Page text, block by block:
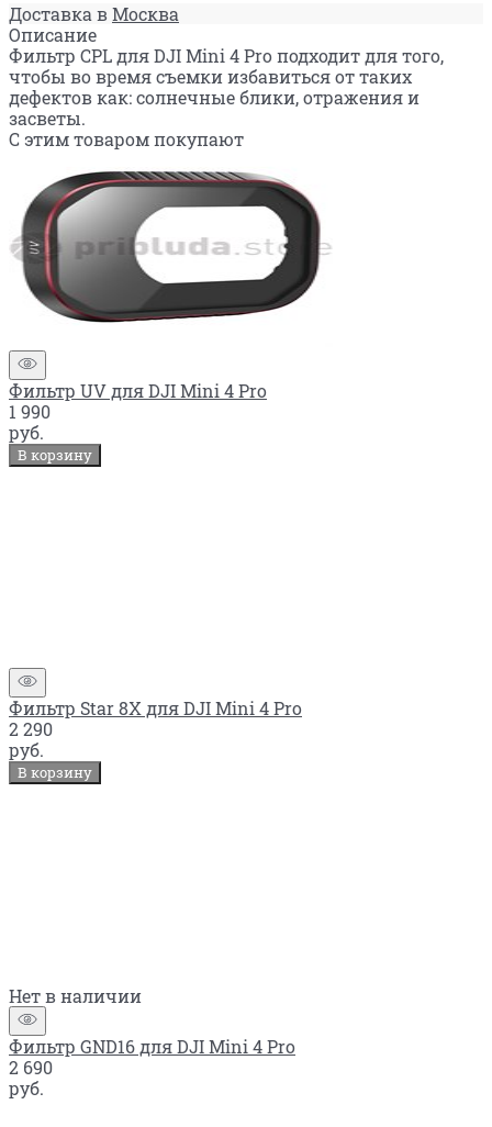
Доставка вМосква
Описание
Фильтр CPL для DJI Mini 4 Pro подходит для того,
чтобы во время съемки избавиться от таких
дефектов как: солнечные блики, отражения и
засветы.
С этим товаром покупают
Фильтр UV для DJI Mini 4 Pro
1 990
руб.
В корзину
Фильтр Star 8X для DJI Mini 4 Pro
2 290
руб.
В корзину
Нет в наличии
Фильтр GND16 для DJI Mini 4 Pro
2 690
руб.